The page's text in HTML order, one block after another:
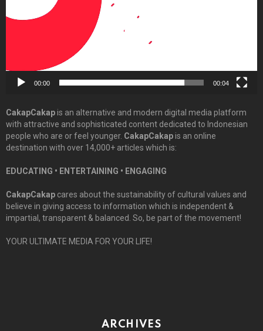
00:00 00:04
CakapCakapis an alternative and modern digital media platform
with attractive and sophisticated content dedicated to Indonesian
people who are or feel younger. CakapCakapis an online
destination with over 14,000+ articles which is:
EDUCATING • ENTERTAINING • ENGAGING
CakapCakap cares about the sustainability of cultural values and
believe in giving access to information which is independent &
impartial, transparent & balanced. So, be part of the movement!
YOUR ULTIMATE MEDIA FOR YOUR LIFE!
ARCHIVES